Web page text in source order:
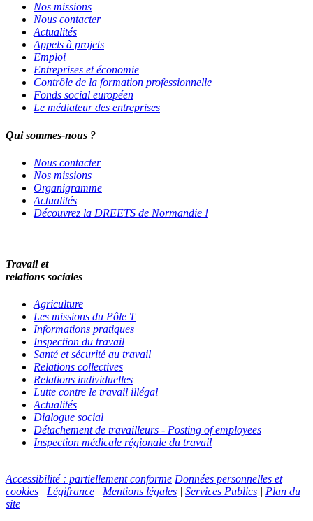
Nos missions
Nous contacter
Actualités
Appels à projets
Emploi
Entreprises et économie
Contrôle de la formation professionnelle
Fonds social européen
Le médiateur des entreprises
Qui sommes-nous ?
Nous contacter
Nos missions
Organigramme
Actualités
Découvrez la DREETS de Normandie !
Travail et
relations sociales
Agriculture
Les missions du Pôle T
Informations pratiques
Inspection du travail
Santé et sécurité au travail
Relations collectives
Relations individuelles
Lutte contre le travail illégal
Actualités
Dialogue social
Détachement de travailleurs - Posting of employees
Inspection médicale régionale du travail
Accessibilité : partiellement conforme Données personnelles et
cookies | Légifrance | Mentions légales | Services Publics | Plan du
site